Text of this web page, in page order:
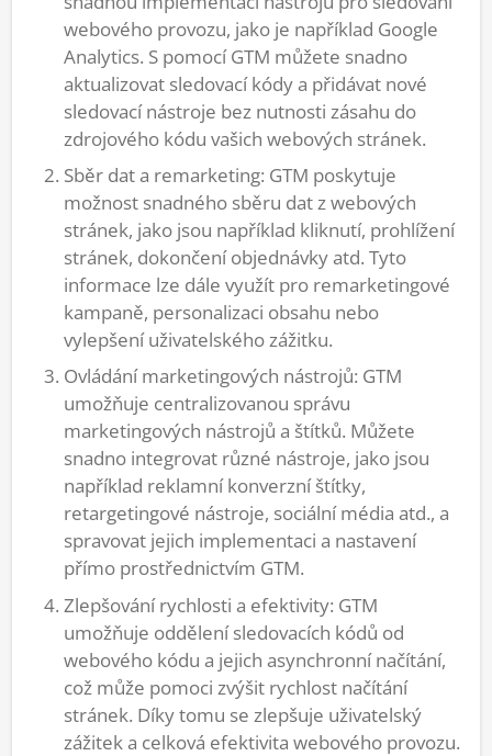
webového provozu, jako je například Google
Analytics. S pomocí GTM můžete snadno
aktualizovat sledovací kódy a přidávat nové
sledovací nástroje bez nutnosti zásahu do
zdrojového kódu vašich webových stránek.
Sběr dat a remarketing: GTM poskytuje
možnost snadného sběru dat z webových
stránek, jako jsou například kliknutí, prohlížení
stránek, dokončení objednávky atd. Tyto
informace lze dále využít pro remarketingové
kampaně, personalizaci obsahu nebo
vylepšení uživatelského zážitku.
Ovládání marketingových nástrojů: GTM
umožňuje centralizovanou správu
marketingových nástrojů a štítků. Můžete
snadno integrovat různé nástroje, jako jsou
například reklamní konverzní štítky,
retargetingové nástroje, sociální média atd., a
spravovat jejich implementaci a nastavení
přímo prostřednictvím GTM.
Zlepšování rychlosti a efektivity: GTM
umožňuje oddělení sledovacích kódů od
webového kódu a jejich asynchronní načítání,
což může pomoci zvýšit rychlost načítání
stránek. Díky tomu se zlepšuje uživatelský
zážitek a celková efektivita webového provozu.